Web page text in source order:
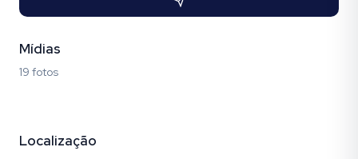
Mídias
19 fotos
Localização